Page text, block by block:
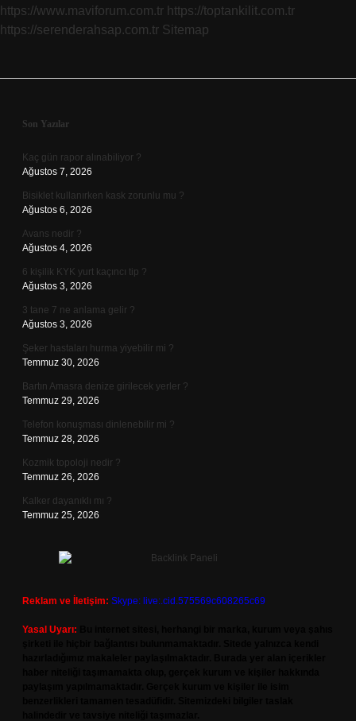
https://www.maviforum.com.tr https://toptankilit.com.tr
https://serenderahsap.com.tr Sitemap
Sidebar
Son Yazılar
Kaç gün rapor alınabiliyor ?
Ağustos 7, 2026
Bisiklet kullanırken kask zorunlu mu ?
Ağustos 6, 2026
Avans nedir ?
Ağustos 4, 2026
6 kişilik KYK yurt kaçıncı tip ?
Ağustos 3, 2026
3 tane 7 ne anlama gelir ?
Ağustos 3, 2026
Şeker hastaları hurma yiyebilir mi ?
Temmuz 30, 2026
Bartın Amasra denize girilecek yerler ?
Temmuz 29, 2026
Telefon konuşması dinlenebilir mi ?
Temmuz 28, 2026
Kozmik topoloji nedir ?
Temmuz 26, 2026
Kalker dayanıklı mı ?
Temmuz 25, 2026
Reklam ve İletişim: Skype: live:.cid.575569c608265c69
Yasal Uyarı: